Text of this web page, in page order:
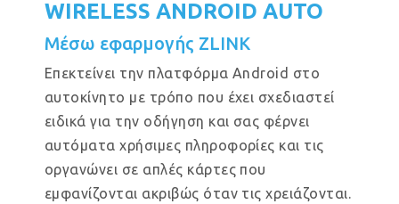
WIRELESS ANDROID AUTO
Μέσω εφαρμογής ZLINK
Επεκτείνει την πλατφόρμα Android στο
αυτοκίνητο με τρόπο που έχει σχεδιαστεί
ειδικά για την οδήγηση και σας φέρνει
αυτόματα χρήσιμες πληροφορίες και τις
οργανώνει σε απλές κάρτες που
εμφανίζονται ακριβώς όταν τις χρειάζονται.